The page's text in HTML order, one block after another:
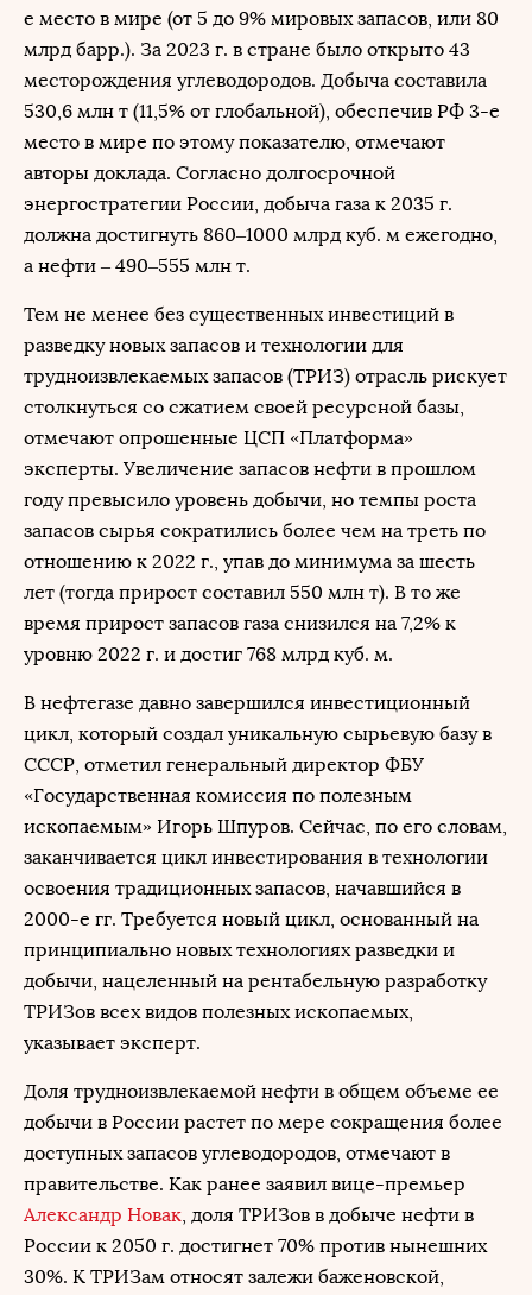
е место в мире (от 5 до 9% мировых запасов, или 80
млрд барр.). За 2023 г. в стране было открыто 43
месторождения углеводородов. Добыча составила
530,6 млн т (11,5% от глобальной), обеспечив РФ 3-е
место в мире по этому показателю, отмечают
авторы доклада. Согласно долгосрочной
энергостратегии России, добыча газа к 2035 г.
должна достигнуть 860–1000 млрд куб. м ежегодно,
а нефти – 490–555 млн т.
Тем не менее без существенных инвестиций в
разведку новых запасов и технологии для
трудноизвлекаемых запасов (ТРИЗ) отрасль рискует
столкнуться со сжатием своей ресурсной базы,
отмечают опрошенные ЦСП «Платформа»
эксперты. Увеличение запасов нефти в прошлом
году превысило уровень добычи, но темпы роста
запасов сырья сократились более чем на треть по
отношению к 2022 г., упав до минимума за шесть
лет (тогда прирост составил 550 млн т). В то же
время прирост запасов газа снизился на 7,2% к
уровню 2022 г. и достиг 768 млрд куб. м.
В нефтегазе давно завершился инвестиционный
цикл, который создал уникальную сырьевую базу в
СССР, отметил генеральный директор ФБУ
«Государственная комиссия по полезным
ископаемым» Игорь Шпуров. Сейчас, по его словам,
заканчивается цикл инвестирования в технологии
освоения традиционных запасов, начавшийся в
2000-е гг. Требуется новый цикл, основанный на
принципиально новых технологиях разведки и
добычи, нацеленный на рентабельную разработку
ТРИЗов всех видов полезных ископаемых,
указывает эксперт.
Доля трудноизвлекаемой нефти в общем объеме ее
добычи в России растет по мере сокращения более
доступных запасов углеводородов, отмечают в
правительстве. Как ранее заявил вице-премьер
Александр Новак, доля ТРИЗов в добыче нефти в
России к 2050 г. достигнет 70% против нынешних
30%. К ТРИЗам относят залежи баженовской,